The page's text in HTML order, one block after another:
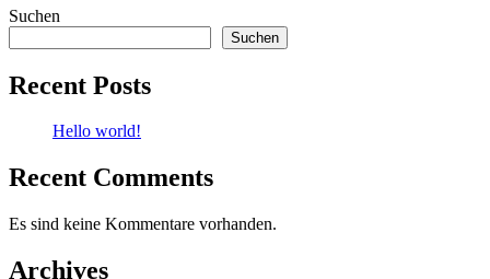
Suchen
Suchen
Recent Posts
Hello world!
Recent Comments
Es sind keine Kommentare vorhanden.
Archives